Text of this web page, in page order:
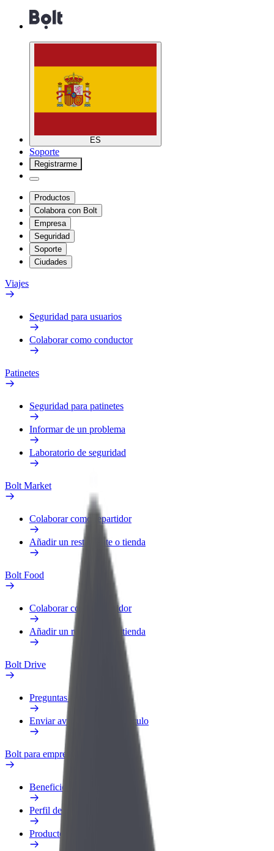
ES
Soporte
Registrarme
Productos
Colabora con Bolt
Empresa
Seguridad
Soporte
Ciudades
Viajes
Seguridad para usuarios
Colaborar como conductor
Patinetes
Seguridad para patinetes
Informar de un problema
Laboratorio de seguridad
Bolt Market
Colaborar como repartidor
Añadir un restaurante o tienda
Bolt Food
Colaborar como repartidor
Añadir un restaurante o tienda
Bolt Drive
Preguntas frecuentes
Enviar aviso sobre un vehículo
Bolt para empresas
Beneficios
Perfil de trabajo
Productos